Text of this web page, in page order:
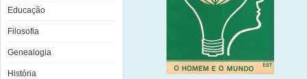
Educação
Filosofia
Genealogia
História